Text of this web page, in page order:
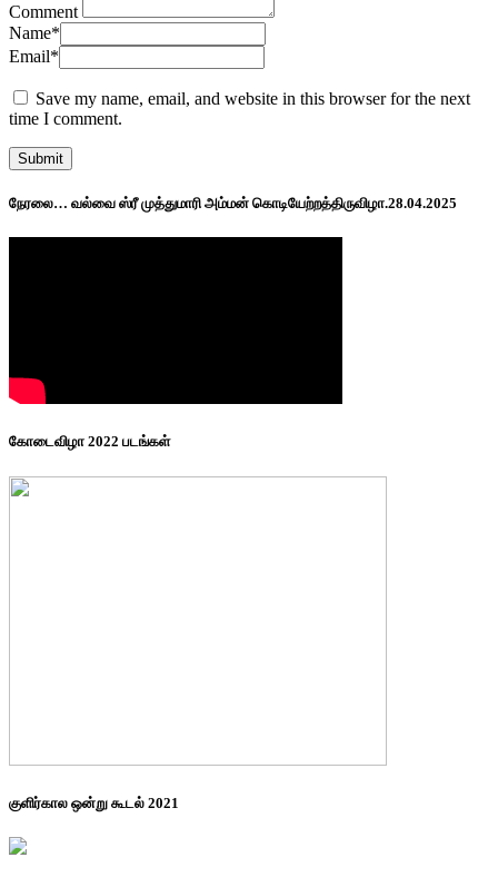
Comment
Name*
Email*
Save my name, email, and website in this browser for the next
time I comment.
நேரலை… வல்வை ஸ்ரீ முத்துமாரி அம்மன் கொடியேற்றத்திருவிழா.28.04.2025
கோடைவிழா 2022 படங்கள்
குளிர்கால ஒன்று கூடல் 2021